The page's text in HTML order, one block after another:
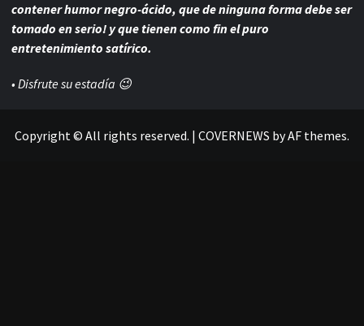
contener humor negro-ácido, que de ninguna forma debe ser
tomado en serio! y que tienen como fin el puro
entretenimiento satírico.
• Disfrute su estadía 😉
Copyright © All rights reserved. | COVERNEWS by AF themes.